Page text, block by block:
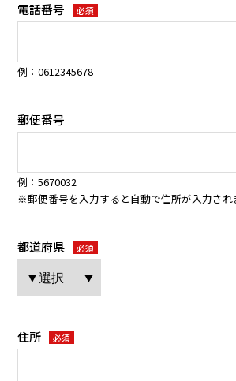
電話番号 必須
例：0612345678
郵便番号
例：5670032
※郵便番号を入力すると自動で住所が入力され
都道府県 必須
住所 必須